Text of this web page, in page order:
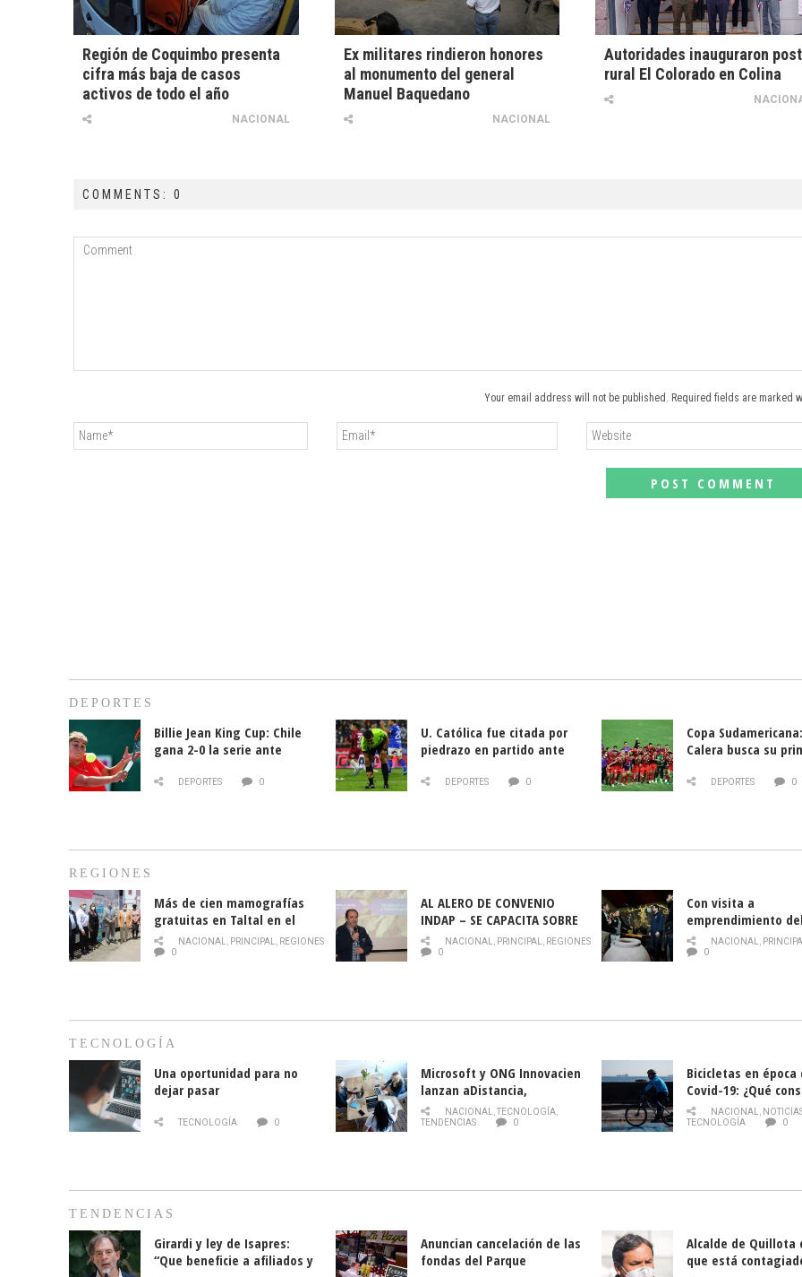
Región de Coquimbo presenta
cifra más baja de casos
activos de todo el año
NACIONAL
Ex militares rindieron honores
al monumento del general
Manuel Baquedano
NACIONAL
Autoridades inauguraron
rural El Colorado en Colina
COMMENTS: 0
Your email address will not be published. Required fields are marked
DEPORTES
Billie Jean King Cup: Chile
gana 2-0 la serie ante
DEPORTES 0
U. Católica fue citada por
piedrazo en partido ante
DEPORTES 0
Copa
Calera busca su
DEPORTES 0
REGIONES
Más de cien mamografías
gratuitas en Taltal en el
mes de la prevención del
cáncer de mama
NACIONAL, PRINCIPAL, REGIONES
0
AL ALERO DE CONVENIO
INDAP – SE CAPACITA SOBRE
PLAGA DROSOPHILA SUZUKII
NACIONAL, PRINCIPAL, REGIONES
0
Con visita a
emprendimiento
y llamado al
historia campesina
NACIONAL,
0
TECNOLOGÍA
Una oportunidad para no
dejar pasar
TECNOLOGÍA 0
Microsoft y ONG Innovacien
lanzan aDistancia,
plataforma con cursos
gratuitos online sobre
NACIONAL,TECNOLOGÍA,
TENDENCIAS
0
Bicicletas en época
Covid-19: ¿Qué
momento de
NACIONAL,
TECNOLOGÍA
0
TENDENCIAS
Girardi y ley de Isapres:
“Que beneficie a afiliados y
Anuncian cancelación de las
fondas del Parque
Alcalde de Quillota
que está